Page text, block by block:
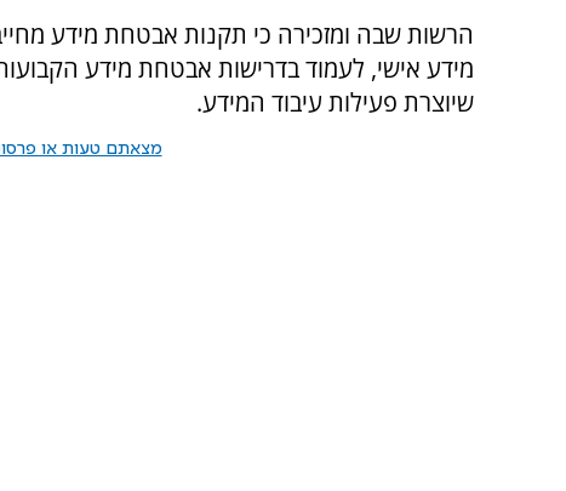
הרשות שבה ומזכירה כי תקנות אבטחת מידע
מידע אישי, לעמוד בדרישות אבטחת מידע
שיוצרת פעילות עיבוד המידע.
מצאתם טעות או